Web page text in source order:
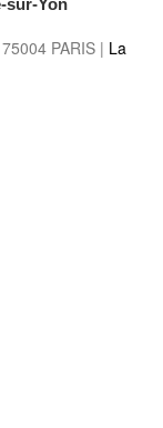
sur-Yon
PARIS | La